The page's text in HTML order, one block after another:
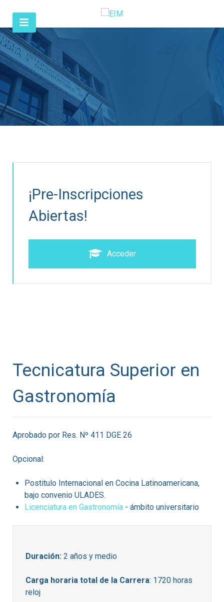
¡Pre-Inscripciones
Abiertas!
Acceder
Tecnicatura Superior en
Gastronomía
Aprobado por Res. Nº 411 DGE 26
Opcional:
Postitulo Internacional en Cocina Latinoamericana,
bajo convenio ULADES.
Licenciatura en Gastronomía - ámbito universitario
Duración: 2 años y medio
Carga horaria total de la Carrera: 1720 horas
reloj